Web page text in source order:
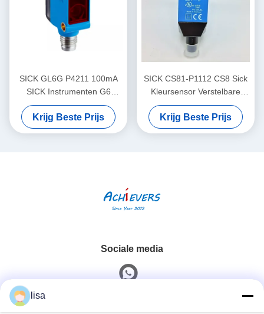
SICK GL6G P4211 100mA
SICK Instrumenten G6
Miniatuur foto-elektrische
sensoren Zichtbaar rood
licht
Krijg Beste Prijs
SICK CS81-P1112 CS8 Sick
Kleursensor Verstelbare
schakelfrequentie
Krijg Beste Prijs
Sociale media
lisa